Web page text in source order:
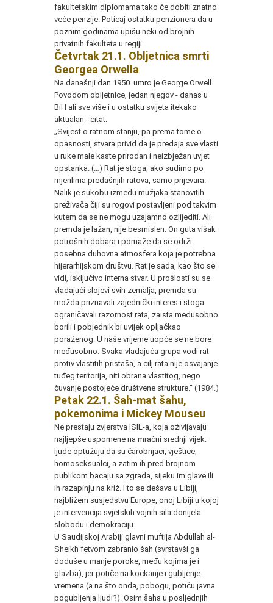
fakultetskim diplomama tako će dobiti znatno
veće penzije. Poticaj ostatku penzionera da u
poznim godinama upišu neki od brojnih
privatnih fakulteta u regiji.
Četvrtak 21.1. Obljetnica smrti
Georgea Orwella
Na današnji dan 1950. umro je George Orwell.
Povodom obljetnice, jedan njegov - danas u
BiH ali sve više i u ostatku svijeta itekako
aktualan - citat:
„Svijest o ratnom stanju, pa prema tome o
opasnosti, stvara privid da je predaja sve vlasti
u ruke male kaste prirodan i neizbježan uvjet
opstanka. (…) Rat je stoga, ako sudimo po
mjerilima pređašnjih ratova, samo prijevara.
Nalik je sukobu između mužjaka stanovitih
preživača čiji su rogovi postavljeni pod takvim
kutem da se ne mogu uzajamno ozlijediti. Ali
premda je lažan, nije besmislen. On guta višak
potrošnih dobara i pomaže da se održi
posebna duhovna atmosfera koja je potrebna
hijerarhijskom društvu. Rat je sada, kao što se
vidi, isključivo interna stvar. U prošlosti su se
vladajući slojevi svih zemalja, premda su
možda priznavali zajednički interes i stoga
ograničavali razornost rata, zaista međusobno
borili i pobjednik bi uvijek opljačkao
poraženog. U naše vrijeme uopće se ne bore
međusobno. Svaka vladajuća grupa vodi rat
protiv vlastitih pristaša, a cilj rata nije osvajanje
tuđeg teritorija, niti obrana vlastitog, nego
čuvanje postojeće društvene strukture.“ (1984.)
Petak 22.1. Šah-mat šahu,
pokemonima i Mickey Mouseu
Ne prestaju zvjerstva ISIL-a, koja oživljavaju
najljepše uspomene na mračni srednji vijek:
ljude optužuju da su čarobnjaci, vještice,
homoseksualci, a zatim ih pred brojnom
publikom bacaju sa zgrada, sijeku im glave ili
ih razapinju na križ. I to se dešava u Libiji,
najbližem susjedstvu Europe, onoj Libiji u kojoj
je intervencija svjetskih vojnih sila donijela
slobodu i demokraciju.
U Saudijskoj Arabiji glavni muftija Abdullah al-
Sheikh fetvom zabranio šah (svrstavši ga
doduše u manje poroke, među kojima je i
glazba), jer potiče na kockanje i gubljenje
vremena (a na što onda, pobogu, potiču javna
pogubljenja ljudi?). Osim šaha u posljednjih